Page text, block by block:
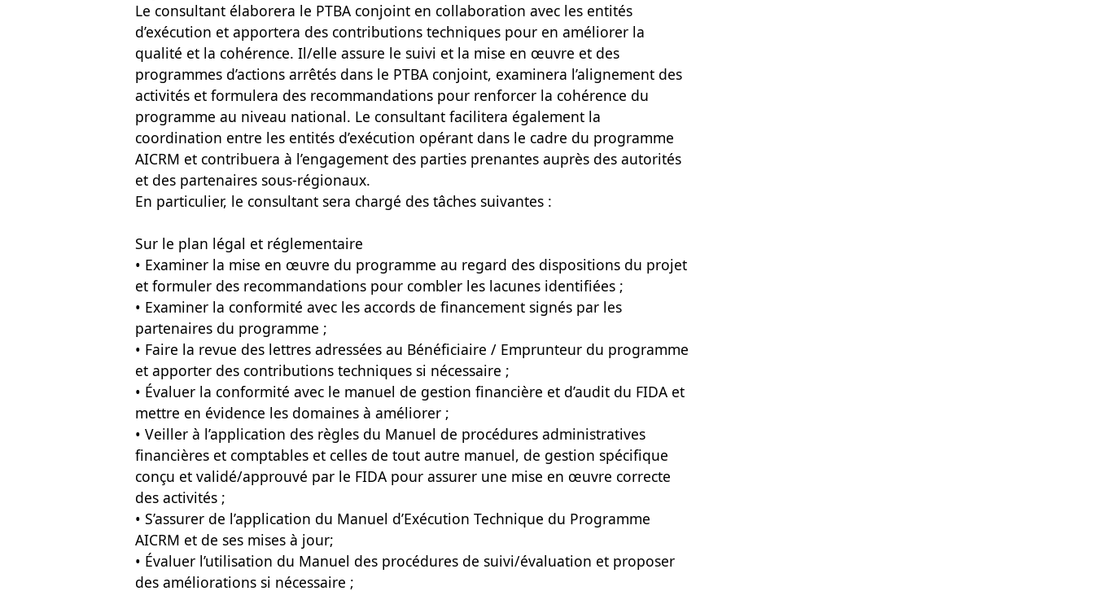
Le consultant élaborera le PTBA conjoint en collaboration avec les entités
d’exécution et apportera des contributions techniques pour en améliorer la
qualité et la cohérence. Il/elle assure le suivi et la mise en œuvre et des
programmes d’actions arrêtés dans le PTBA conjoint, examinera l’alignement des
activités et formulera des recommandations pour renforcer la cohérence du
programme au niveau national. Le consultant facilitera également la
coordination entre les entités d’exécution opérant dans le cadre du programme
AICRM et contribuera à l’engagement des parties prenantes auprès des autorités
et des partenaires sous-régionaux.
En particulier, le consultant sera chargé des tâches suivantes :
Sur le plan légal et réglementaire
• Examiner la mise en œuvre du programme au regard des dispositions du projet
et formuler des recommandations pour combler les lacunes identifiées ;
• Examiner la conformité avec les accords de financement signés par les
partenaires du programme ;
• Faire la revue des lettres adressées au Bénéficiaire / Emprunteur du programme
et apporter des contributions techniques si nécessaire ;
• Évaluer la conformité avec le manuel de gestion financière et d’audit du FIDA et
mettre en évidence les domaines à améliorer ;
• Veiller à l’application des règles du Manuel de procédures administratives
financières et comptables et celles de tout autre manuel, de gestion spécifique
conçu et validé/approuvé par le FIDA pour assurer une mise en œuvre correcte
des activités ;
• S’assurer de l’application du Manuel d’Exécution Technique du Programme
AICRM et de ses mises à jour;
• Évaluer l’utilisation du Manuel des procédures de suivi/évaluation et proposer
des améliorations si nécessaire ;